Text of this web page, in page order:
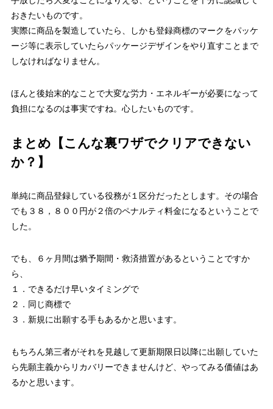
おきたいものです。
実際に商品を製造していたら、しかも登録商標のマークをパッケ
ージ等に表示していたらパッケージデザインをやり直すことまで
しなければなりません。
ほんと後始末的なことで大変な労力・エネルギーが必要になって
負担になるのは事実ですね。心したいものです。
まとめ【こんな裏ワザでクリアできない
か？】
単純に商品登録している役務が１区分だったとします。その場合
でも３８，８００円が２倍のペナルティ料金になるということで
した。
でも、６ヶ月間は猶予期間・救済措置があるということですか
ら、
１．できるだけ早いタイミングで
２．同じ商標で
３．新規に出願する手もあるかと思います。
もちろん第三者がそれを見越して更新期限日以降に出願していた
ら先願主義からリカバリーできませんけど、やってみる価値はあ
るかと思います。